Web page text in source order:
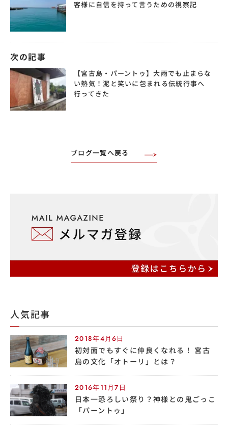
客様に自信を持って言うための視察記
次の記事
【宮古島・パーントゥ】大雨でも止まらな
い熱気！泥と笑いに包まれる伝統行事へ
行ってきた
ブログ一覧へ戻る
人気記事
2018年4月6日
初対面でもすぐに仲良くなれる！ 宮古
島の文化「オトーリ」とは？
2016年11月7日
日本一恐ろしい祭り？神様との鬼ごっこ
「パーントゥ」